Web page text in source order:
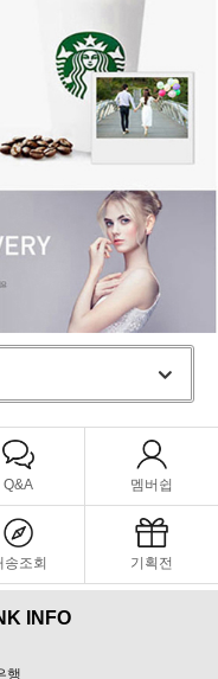
Q&A 멤버쉽
송조회 기획전
INFO
행